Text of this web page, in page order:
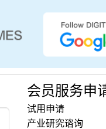
会员服务申
试用申请
产业研究谘询